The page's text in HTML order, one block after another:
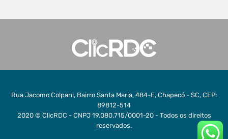
Rua Jacomo Colpani, Bairro Santa Maria, 484-E, Chapecó - SC, CEP:
89812-514
2020 © ClicRDC - CNPJ 19.080.715/0001-20 - Todos os direitos
reservados.